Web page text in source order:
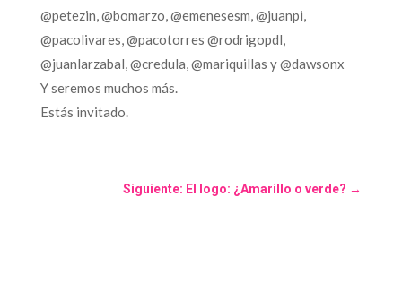
@petezin, @bomarzo, @emenesesm, @juanpi,
@pacolivares, @pacotorres @rodrigopdl,
@juanlarzabal, @credula, @mariquillas y @dawsonx
Y seremos muchos más.
Estás invitado.
Siguiente: El logo: ¿Amarillo o verde? →